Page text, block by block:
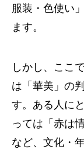
服装・色使い
ます。
しかし、ここ
は「華美」の
す。ある人に
っては「赤は
など、文化・